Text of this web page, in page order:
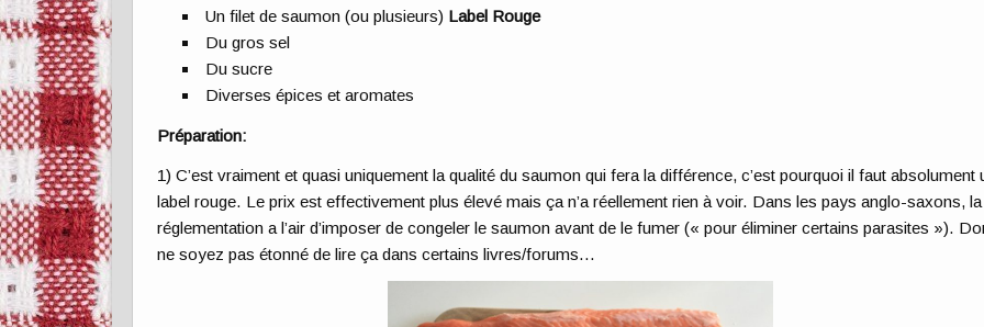
Un filet de saumon (ou plusieurs) Label Rouge
Du gros sel
Du sucre
Diverses épices et aromates
Préparation:
1) C’est vraiment et quasi uniquement la qualité du saumon qui fera la différence, c’est pourquoi il faut absolument
label rouge. Le prix est effectivement plus élevé mais ça n’a réellement rien à voir. Dans les pays anglo-saxons, la
réglementation a l’air d’imposer de congeler le saumon avant de le fumer (« pour éliminer certains parasites »).
ne soyez pas étonné de lire ça dans certains livres/forums…